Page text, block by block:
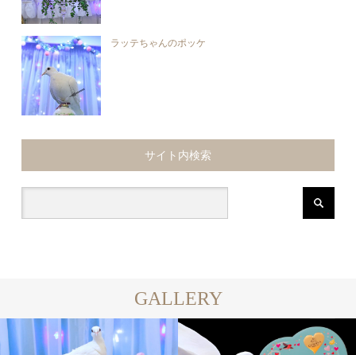
ラッテちゃんのポッケ
サイト内検索
GALLERY